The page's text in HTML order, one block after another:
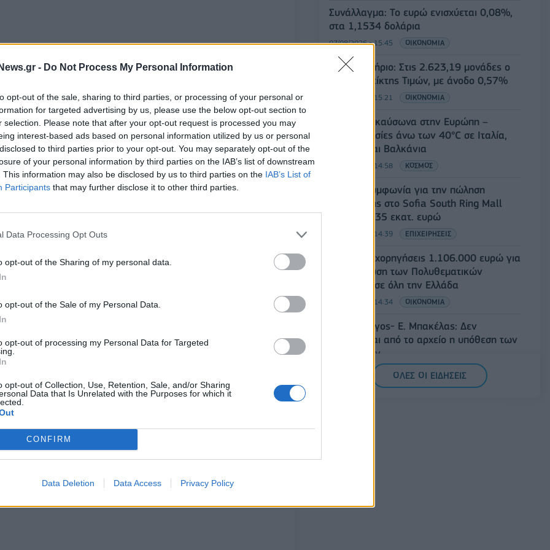
- Do Not Process My Personal Information
opt-out of the sale, sharing to third parties, or processing of your personal or
for targeted advertising by us, please use the below opt-out section to
selection. Please note that after your opt-out request is processed you may
interest-based ads based on personal information utilized by us or personal
to third parties prior to your opt-out. You may separately opt-out of the
of your personal information by third parties on the IAB’s list of downstream
This information may also be disclosed by us to third parties on the IAB’s List of
Participants that may further disclose it to other third parties.
Data Processing Opt Outs
opt-out of the Sharing of my personal data.
opt-out of the Sale of my Personal Data.
opt-out of processing my Personal Data for Targeted
opt-out of Collection, Use, Retention, Sale, and/or Sharing
Data that Is Unrelated with the Purposes for which it
CONFIRM
Data Deletion Data Access Privacy Policy
της EDH, και συζήτησαν τις ελλείψεις
των δικαιωμάτων των γυναικών με στόχο την
Ευρωπαϊκών κατευθυντηρίων γραμμών.
και την αναγκαιότητα προώθησης της
του καρκίνου του μαστού.
EDH και δεσμεύτηκε σε εθνικό επίπεδο να
όλων των γυναικών άνω των 40 ετών
σε κομβικά σημεία στην περιφέρεια ώστε να
ελέγχου BRCA 1&2 για το κληρονομικό
Εργασίας για την εφαρμογή των ανωτέρω
Συνάλλαγμα: Το ευρώ ενισχύεται 0,08%,
στα 1,1534 δολάρια
07/08/2026 - 15:45 ΟΙΚΟΝΟΜΙΑ
Χρηματιστήριο: Στις 2.623,19 μονάδες ο
Γενικός Δείκτης Τιμών, με άνοδο 0,57%
07/08/2026 - 15:21 ΟΙΚΟΝΟΜΙΑ
Νέο κύμα καύσωνα στην Ευρώπη –
Θερμοκρασίες άνω των 40°C σε Ιταλία,
Ισπανία και Βαλκάνια
07/08/2026 - 14:58 ΚΟΣΜΟΣ
Fourlis: Συμφωνία για την πώληση
συμμετοχής στο Sofia South Ring Mall
έναντι 49,35 εκατ. ευρώ
07/08/2026 - 14:39 ΕΠΙΧΕΙΡΗΣΕΙΣ
ΥΠΠΟ: Επιχορηγήσεις 1.106.000 ευρώ για
την ενίσχυση των Πολυθεματικών
Φεστιβάλ σε όλη την Ελλάδα
07/08/2026 - 14:34 ΟΙΚΟΝΟΜΙΑ
Άρειος Πάγος- Ε. Μπακέλας: Δεν
ανασύρεται από το αρχείο η υπόθεση των
υποκλοπών
07/08/2026 - 14:11
ΟΛΕΣ ΟΙ ΕΙΔΗΣΕΙΣ